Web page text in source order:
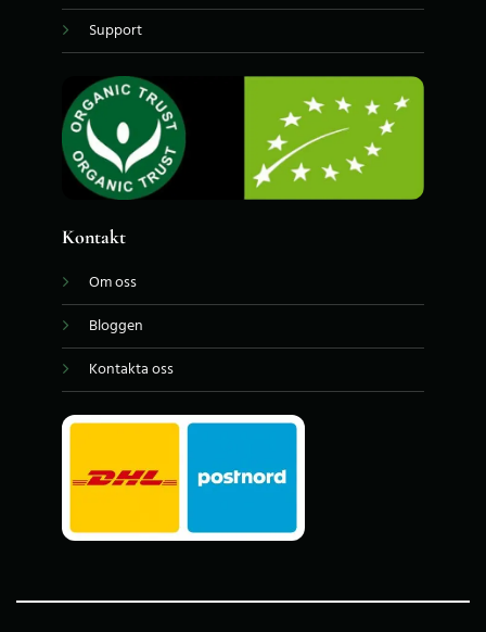
Support
Kontakt
Om oss
Bloggen
Kontakta oss